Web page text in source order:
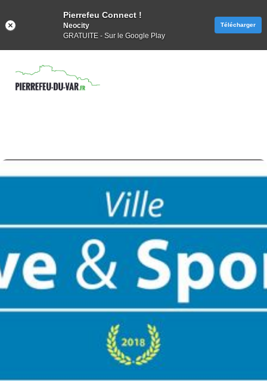
Pierrefeu Connect !
Neocity
GRATUITE - Sur le Google Play
Télécharger